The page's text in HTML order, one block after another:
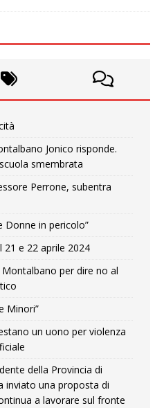
Jonico risponde.
smembrata
Perrone, subentra
Donne in pericolo”
21 e 22 aprile 2024
per dire no al
Minori”
un uono per violenza
della Provincia di
inviato una proposta di
a lavorare sul fronte